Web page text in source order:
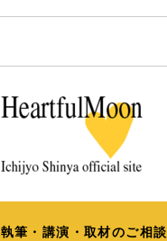
執筆・講演・取材のご相談